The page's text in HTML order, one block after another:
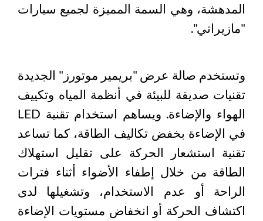
المدهشة، وهي السمة المميزة لجميع سيارات
"مازيراتي".
وتستخدم صالة عرض "بريمير موتورز" الجديدة
تقنيات صديقة للبيئة في أنظمة المياه وتكييف
الهواء والإضاءة. ويساهم استخدام تقنية LED
في الإضاءة بخفض تكاليف الطاقة، كما تساعد
تقنية استشعار الحركة على تقليل استهلاك
الطاقة من خلال إطفاء الأضواء أثناء فترات
الراحة أو عدم الاستخدام، وتشغيلها لدى
اكتشاف الحركة أو انخفاض مستويات الإضاءة